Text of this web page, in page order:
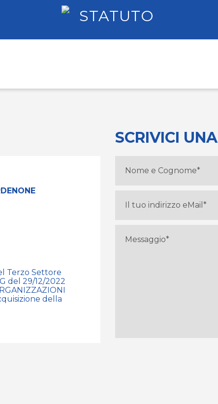
STATUTO
SCRIVICI
Terzo Settore
del 29/12/2022
della